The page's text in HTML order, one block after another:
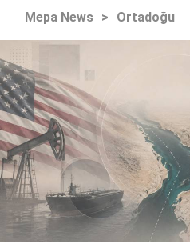
Mepa News > Ortadoğu